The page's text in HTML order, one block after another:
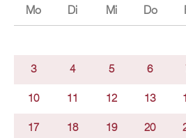
Mo Di Mi Do
3 4 5 6
10 11 12 13
17 18 19 20